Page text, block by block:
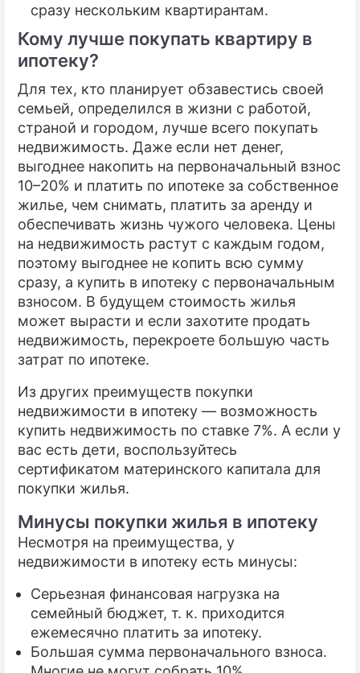
сразу нескольким квартирантам.
Кому лучше покупать квартиру в
ипотеку?
Для тех, кто планирует обзавестись своей
семьей, определился в жизни с работой,
страной и городом, лучше всего покупать
недвижимость. Даже если нет денег,
выгоднее накопить на первоначальный взнос
10–20% и платить по ипотеке за собственное
жилье, чем снимать, платить за аренду и
обеспечивать жизнь чужого человека. Цены
на недвижимость растут с каждым годом,
поэтому выгоднее не копить всю сумму
сразу, а купить в ипотеку с первоначальным
взносом. В будущем стоимость жилья
может вырасти и если захотите продать
недвижимость, перекроете большую часть
затрат по ипотеке.
Из других преимуществ покупки
недвижимости в ипотеку — возможность
купить недвижимость по ставке 7%. А если у
вас есть дети, воспользуйтесь
сертификатом материнского капитала для
покупки жилья.
Минусы покупки жилья в ипотеку
Несмотря на преимущества, у
недвижимости в ипотеку есть минусы:
Серьезная финансовая нагрузка на
семейный бюджет, т. к. приходится
ежемесячно платить за ипотеку.
Большая сумма первоначального взноса.